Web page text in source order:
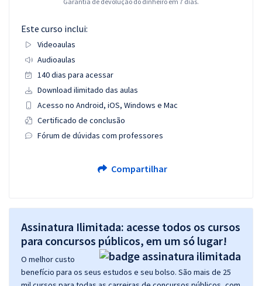
Este curso inclui:
Videoaulas
Audioaulas
140 dias para acessar
Download ilimitado das aulas
Acesso no Android, iOS, Windows e Mac
Certificado de conclusão
Fórum de dúvidas com professores
Compartilhar
Assinatura Ilimitada: acesse todos os cursos
para concursos públicos, em um só lugar!
O melhor custo
benefício para os seus estudos e seu bolso. São mais de 25